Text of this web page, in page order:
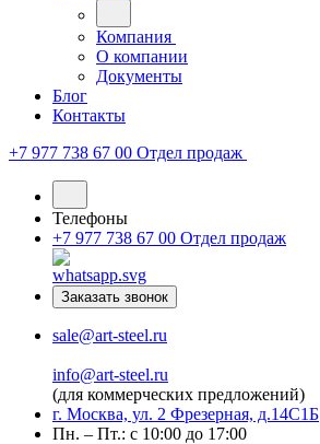
Компания
О компании
Документы
Блог
Контакты
+7 977 738 67 00 Отдел продаж
Телефоны
+7 977 738 67 00 Отдел продаж
Заказать звонок
sale@art-steel.ru
info@art-steel.ru
(для коммерческих предложений)
г. Москва, ул. 2 Фрезерная, д.14С1Б
Пн. – Пт.: с 10:00 до 17:00